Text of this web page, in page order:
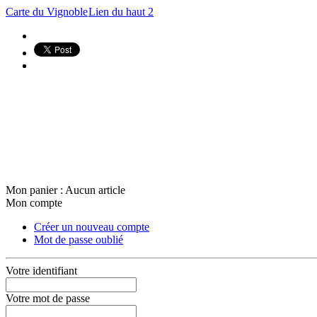
Carte du VignobleLien du haut 2
Mon panier : Aucun article
Mon compte
Créer un nouveau compte
Mot de passe oublié
Votre identifiant
Votre mot de passe